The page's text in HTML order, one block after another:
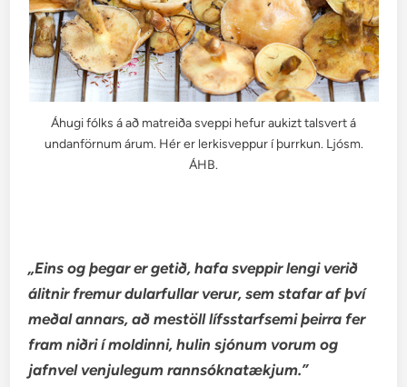
Áhugi fólks á að matreiða sveppi hefur aukizt talsvert á
undanförnum árum. Hér er lerkisveppur í þurrkun. Ljósm.
ÁHB.
„Einsog þegar er getið, hafa sveppir lengi verið
álitnir fremur dularfullar verur, sem stafar af því
meðal annars, að mestöll lífsstarfsemi þeirra fer
fram niðri í moldinni, hulin sjónum vorum og
jafnvel venjulegum rannsóknatækjum.”